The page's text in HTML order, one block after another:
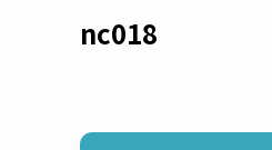
nc018